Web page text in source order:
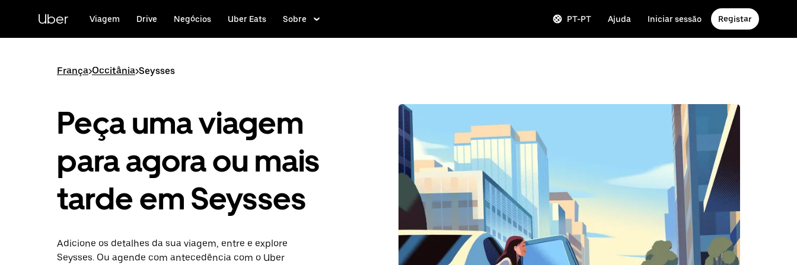
conteúdo
Uber Viagem Drive Negócios Uber Eats Sobre PT-PT Ajuda Iniciar sessão Registar
França>Occitânia>Seysses
Peça uma viagem
para agora ou mais
tarde em Seysses
Adicione os detalhes da sua viagem, entre e explore
Seysses. Ou agende com antecedência com o Uber